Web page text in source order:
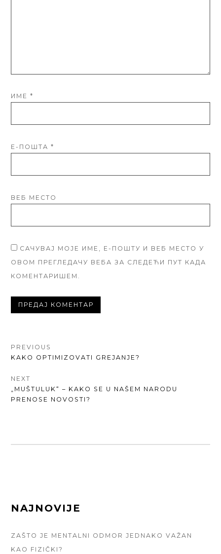
ИМЕ*
Е-ПОШТА*
ВЕБ МЕСТО
САЧУВАЈ МОЈЕ ИМЕ, Е-ПОШТУ И ВЕБ МЕСТО У
ОВОМ ПРЕГЛЕДАЧУ ВЕБА ЗА СЛЕДЕЋИ ПУТ КАДА
КОМЕНТАРИШЕМ.
КРЕТАЊЕ
ЧЛАНКА
PREVIOUS
PREVIOUS
KAKO OPTIMIZOVATI GREJANJE?
NEXT
NEXT
POST:
„MUŠTULUK“ – KAKO SE U NAŠEM NARODU
PRENOSE NOVOSTI?
FOOTER
NAJNOVIJE
ZAŠTO JE MENTALNI ODMOR JEDNAKO VAŽAN
KAO FIZIČKI?